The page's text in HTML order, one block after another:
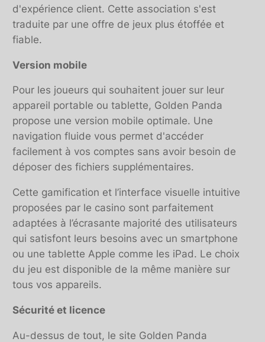
d'expérience client. Cette association s'est
traduite par une offre de jeux plus étoffée et
fiable.
Version mobile
Pour les joueurs qui souhaitent jouer sur leur
appareil portable ou tablette, Golden Panda
propose une version mobile optimale. Une
navigation fluide vous permet d'accéder
facilement à vos comptes sans avoir besoin de
déposer des fichiers supplémentaires.
Cette gamification et l’interface visuelle intuitive
proposées par le casino sont parfaitement
adaptées à l’écrasante majorité des utilisateurs
qui satisfont leurs besoins avec un smartphone
ou une tablette Apple comme les iPad. Le choix
du jeu est disponible de la même manière sur
tous vos appareils.
Sécurité et licence
Au-dessus de tout, le site Golden Panda